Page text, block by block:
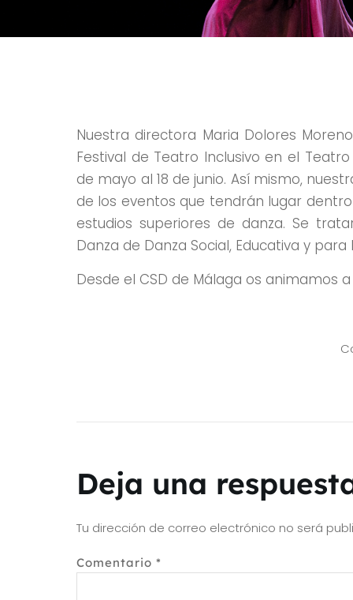
Nuestra directora Maria Dolores
Festival de Teatro Inclusivo en el
de mayo al 18 de junio. Así mismo,
de los eventos que tendrán lugar
estudios superiores de danza. Se
Danza de Danza Social, Educativa y para
Desde el CSD de Málaga os animamos
Deja una
Tu dirección de correo electrónico no será
Comentario *